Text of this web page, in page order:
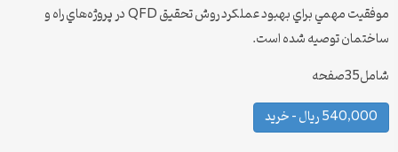
موفقيت مهمي براي بهبود عملكرد روش تحقيق QFD در پروژه‌هاي راه و
ساختمان توصيه شده است.
شامل35صفحه
540,000 ریال – خرید